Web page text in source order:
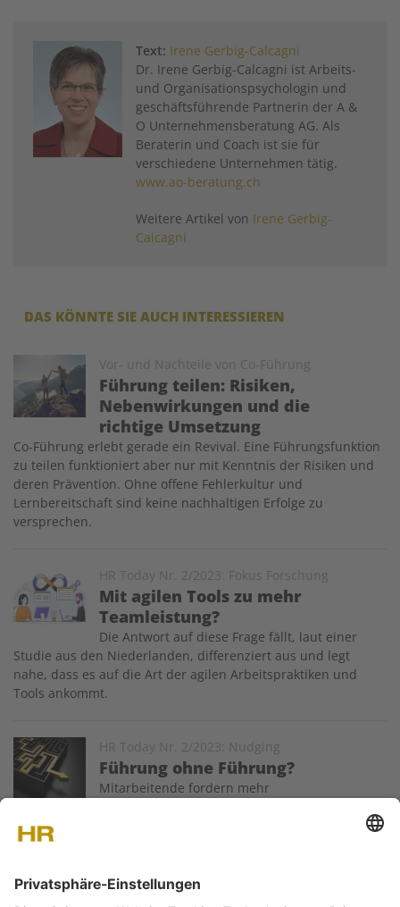
Text: Irene Gerbig-Calcagni
Dr. Irene Gerbig-Calcagni ist Arbeits-
und Organisationspsychologin und
geschäftsführende Partnerin der A &
O Unternehmensberatung AG. Als
Beraterin und Coach ist sie für
verschiedene Unternehmen tätig.
www.ao-beratung.ch
Weitere Artikel von Irene Gerbig-
Calcagni
DAS KÖNNTE SIE AUCH INTERESSIEREN
Vor- und Nachteile von Co-Führung
Führung teilen: Risiken,
Nebenwirkungen und die
richtige Umsetzung
Co-Führung erlebt gerade ein Revival. Eine Führungsfunktion
zu teilen funktioniert aber nur mit Kenntnis der Risiken und
deren Prävention. Ohne offene Fehlerkultur und
Lernbereitschaft sind keine nachhaltigen Erfolge zu
versprechen.
HR Today Nr. 2/2023: Fokus Forschung
Mit agilen Tools zu mehr
Teamleistung?
Image
Die Antwort auf diese Frage fällt, laut einer
Studie aus den Niederlanden, differenziert aus und legt
nahe, dass es auf die Art der agilen Arbeitspraktiken und
Tools ankommt.
HR Today Nr. 2/2023: Nudging
Führung ohne Führung?
Image
Mitarbeitende fordern mehr
missbrauchen Trittbrettfahrer aber ihre Freiheiten, während
instabile Teams ins Chaos schlingern. Mit «Nudges» bleiben